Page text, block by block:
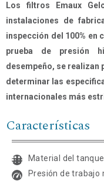
Los filtros Emaux
instalaciones de
inspección del 100% en
prueba de presión
desempeño, se realizan
determinar las
internacionales más
Características
Material del
Presión de trabajo
Email*